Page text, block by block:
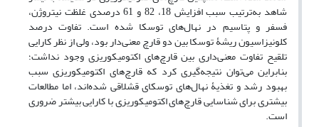
شاهد به‌ترتیب سبب افزایش 18، 82 و 61 درصدی غلظت نیتروژن،
فسفر و پتاسیم در نهال‌های توسکا شده است. تفاوت درصد
کلونیزاسیون ریشۀ توسکا بین دو قارچ معنی‌دار بود، ولی از نظر کارایی
تلقیح تفاوت معنی‌داری بین قارچ‌های اکتومیکوریزی وجود نداشت؛
بنابراین می‌توان نتیجه‌گیری کرد که قارچ‌های اکتومیکوریزی سبب
بهبود رشد و تغذیۀ نهال‌های توسکای قشلاقی شده‌اند، اما مطالعات
بیشتری برای شناسایی قارچ‌های اکتومیکوریزی با کارایی بیشتر ضروری
است.